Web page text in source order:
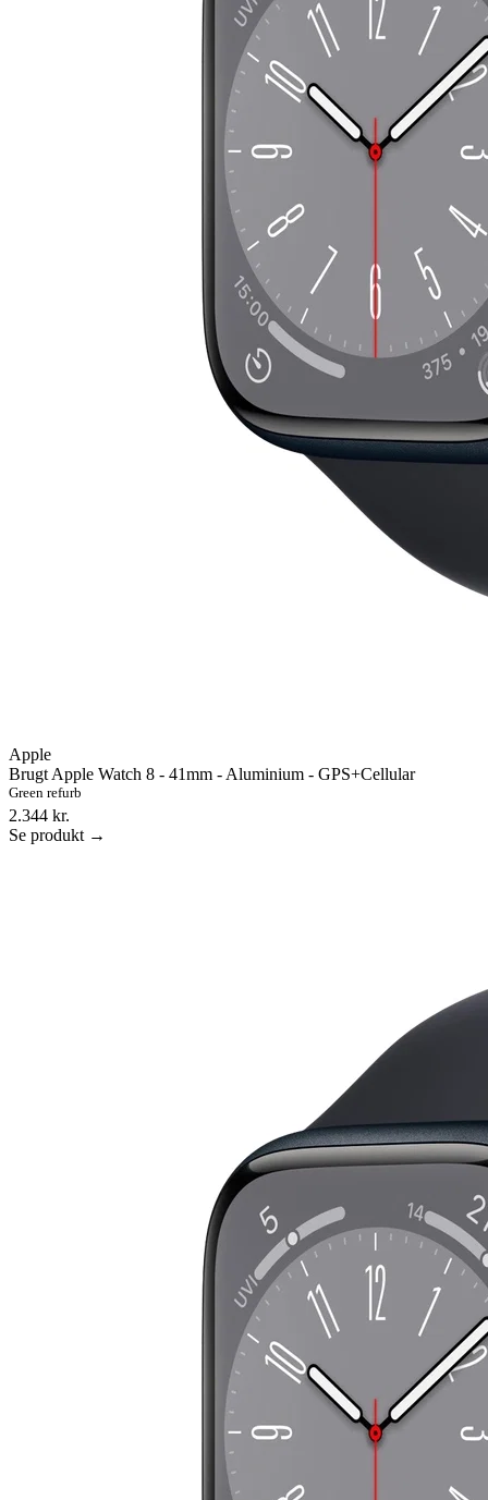
Apple
Brugt Apple Watch 8 - 41mm - Aluminium - GPS+Cellular
Green refurb
2.344 kr.
Se produkt →